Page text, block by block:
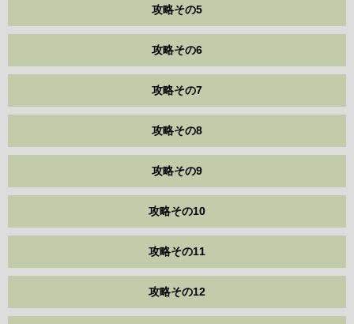
攻略その5
攻略その6
攻略その7
攻略その8
攻略その9
攻略その10
攻略その11
攻略その12